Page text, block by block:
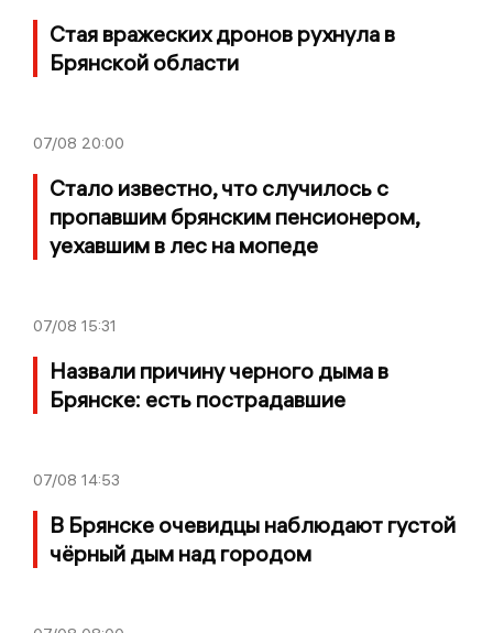
Стая вражеских дронов рухнула в
Брянской области
07/08 20:00
Стало известно, что случилось с
пропавшим брянским пенсионером,
уехавшим в лес на мопеде
07/08 15:31
Назвали причину черного дыма в
Брянске: есть пострадавшие
07/08 14:53
В Брянске очевидцы наблюдают густой
чёрный дым над городом